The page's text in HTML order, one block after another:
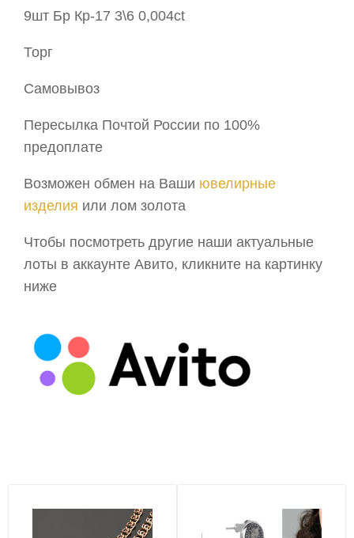
9шт Бр Кр-17 3\6 0,004ct
Торг
Самовывоз
Пересылка Почтой России по 100%
предоплате
Возможен обмен на Ваши ювелирные
изделия или лом золота
Чтобы посмотреть другие наши актуальные
лоты в аккаунте Авито, кликните на картинку
ниже